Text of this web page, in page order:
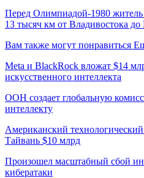
Перед Олимпиадой-1980
13 тысяч км от Владивостока
Вам также могут понравиться
Meta и BlackRock вложат $14
искусственного интеллекта
ООН создает глобальную
интеллекту
Американский
Тайвань $10 млрд
Произошел масштабный сбой
кибератаки